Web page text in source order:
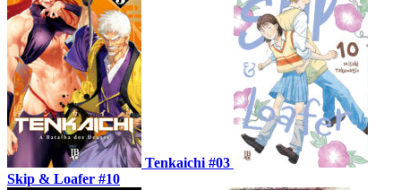
Tenkaichi #03
Skip & Loafer #10